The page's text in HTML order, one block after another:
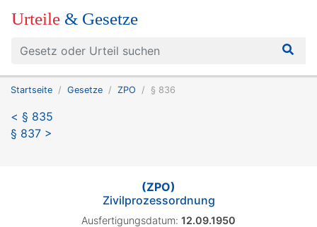
Urteile & Gesetze
Startseite Gesetze ZPO § 836
< § 835
§ 837 >
(ZPO)
Zivilprozessordnung
Ausfertigungsdatum: 12.09.1950